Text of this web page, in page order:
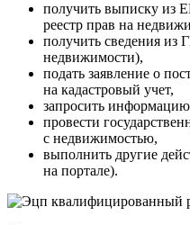
получить выписку из
реестр прав на
получить сведения из
недвижимости),
подать заявление о
на кадастровый учет,
запросить
провести
с недвижимостью,
выполнить другие
на портале).